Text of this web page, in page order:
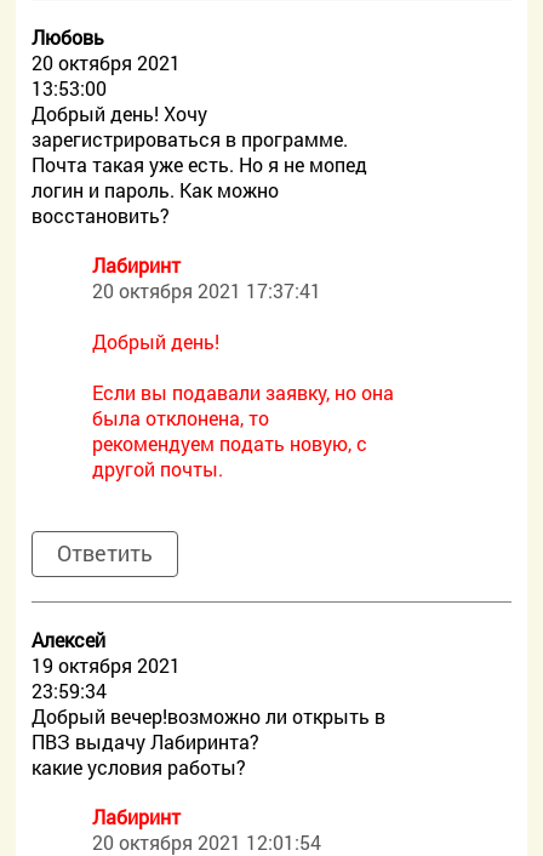
Любовь
20 октября 2021
13:53:00
Добрый день! Хочу
зарегистрироваться в программе.
Почта такая уже есть. Но я не мопед
логин и пароль. Как можно
восстановить?
Лабиринт
20 октября 2021 17:37:41
Добрый день!
Если вы подавали заявку, но она
была отклонена, то
рекомендуем подать новую, с
другой почты.
Ответить
Алексей
19 октября 2021
23:59:34
Добрый вечер!возможно ли открыть в
ПВЗ выдачу Лабиринта?
какие условия работы?
Лабиринт
20 октября 2021 12:01:54